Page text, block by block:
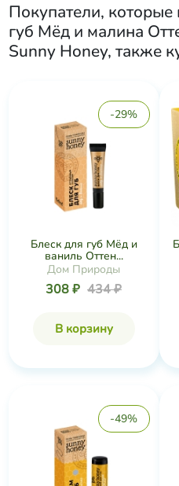
Покупатели,
губ Мёд и малина
Sunny Honey, также
-29%
Блеск для губ Мёд и
ваниль Оттен...
Дом Природы
308 ₽ 434 ₽
В корзину
-49%